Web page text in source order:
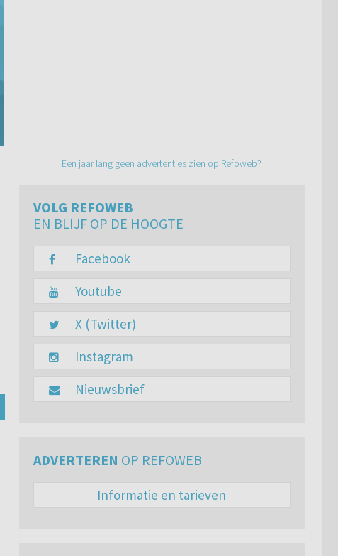
Een jaar lang geen advertenties zien op Refoweb?
VOLG REFOWEB
EN BLIJF OP DE HOOGTE
Facebook
Youtube
X (Twitter)
Instagram
Nieuwsbrief
ADVERTEREN OP REFOWEB
Informatie en tarieven